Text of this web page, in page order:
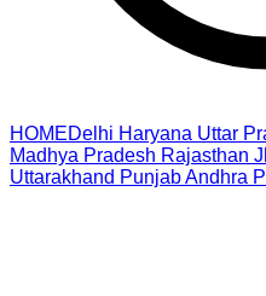
HOMEDelhi Haryana Uttar
Madhya Pradesh Rajasthan
Uttarakhand PunjabAndhra